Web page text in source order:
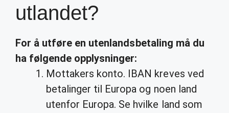
utlandet?
For å utføre en utenlandsbetaling må du
ha følgende opplysninger:
Mottakers konto. IBAN kreves ved
betalinger til Europa og noen land
utenfor Europa. Se hvilke land som